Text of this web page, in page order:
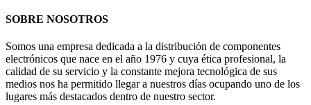
SOBRE NOSOTROS
Somos una empresa dedicada a la distribución de componentes
electrónicos que nace en el año 1976 y cuya ética profesional, la
calidad de su servicio y la constante mejora tecnológica de sus
medios nos ha permitido llegar a nuestros días ocupando uno de los
lugares más destacados dentro de nuestro sector.